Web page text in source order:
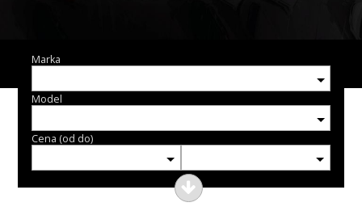
Marka
Model
Cena (od do)